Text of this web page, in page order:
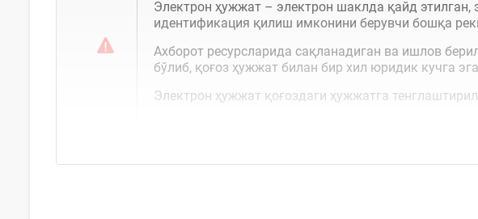
Электрон ҳужжат – электрон шаклда қайд
идентификация қилиш имконини берувчи бошқа
Ахборот ресурсларида сақланадиган ва ишлов
бўлиб, қоғоз ҳужжат билан бир хил юридик кучга эга
Электрон ҳужжат қоғоздаги ҳужжатга